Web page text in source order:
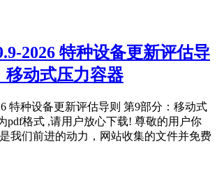
2026 特种设备更新评估导
移动式压力容器
特种设备更新评估导则 第9部分：移动式
pdf格式 ,请用户放心下载! 尊敬的用户你
我们前进的动力，网站收集的文件并免费